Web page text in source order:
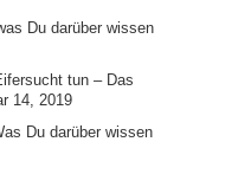
Du darüber wissen
tun – Das
14, 2019
Du darüber wissen